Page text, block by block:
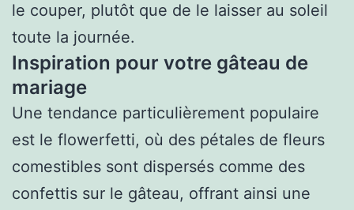
le couper, plutôt que de le laisser au soleil
toute la journée.
Inspiration pour votre gâteau de
mariage
Une tendance particulièrement populaire
est le flowerfetti, où des pétales de fleurs
comestibles sont dispersés comme des
confettis sur le gâteau, offrant ainsi une